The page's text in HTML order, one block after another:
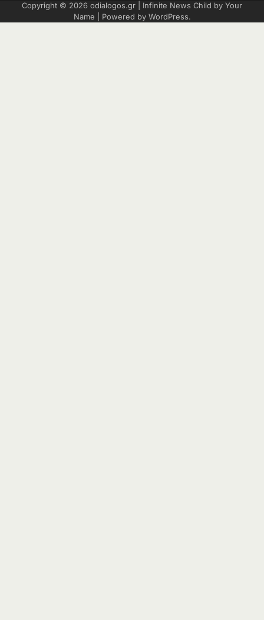
Copyright © 2026 odialogos.gr | Infinite News Child by Your
Name | Powered by WordPress.